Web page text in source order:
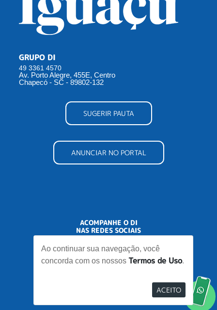
Ao continuar sua navegação, você
concorda com os nossos Termos de Uso.
ACEITO
GRUPO DI
49 3361 4570
Av. Porto Alegre, 455E, Centro
Chapecó - SC - 89802-132
SUGERIR PAUTA
ANUNCIAR NO PORTAL
ACOMPANHE O DI
NAS REDES SOCIAIS